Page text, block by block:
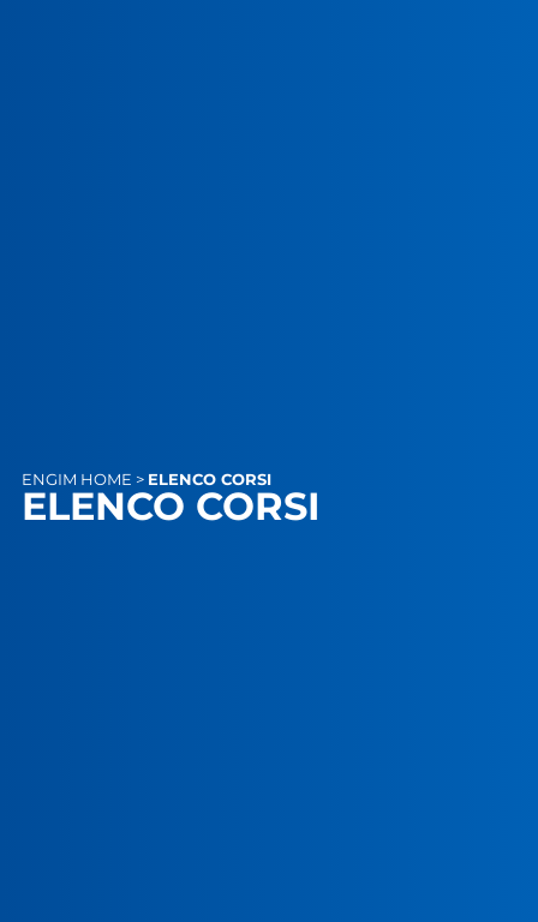
ENGIM HOME > ELENCO CORSI
ELENCO CORSI